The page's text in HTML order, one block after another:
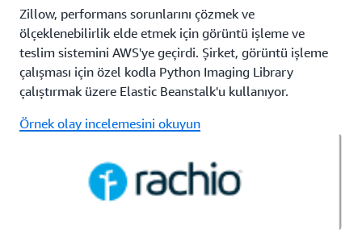
Zillow, performans sorunlarını çözmek ve
ölçeklenebilirlik elde etmek için görüntü işleme ve
teslim sistemini AWS'ye geçirdi. Şirket, görüntü işleme
çalışması için özel kodla Python Imaging Library
çalıştırmak üzere Elastic Beanstalk'u kullanıyor.
Örnek olay incelemesini okuyun